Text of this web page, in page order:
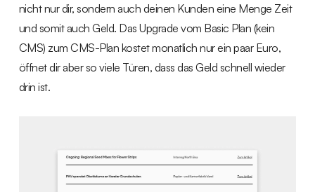
nicht nur dir, sondern auch deinen Kunden eine Menge Zeit
und somit auch Geld. Das Upgrade vom Basic Plan (kein
CMS) zum CMS-Plan kostet monatlich nur ein paar Euro,
öffnet dir aber so viele Türen, dass das Geld schnell wieder
drin ist.